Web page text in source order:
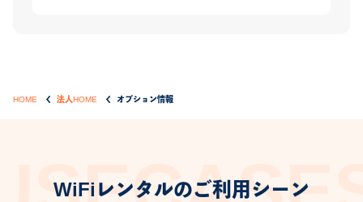
HOME 法人HOME オプション情報
WiFiレンタルのご利用シーン